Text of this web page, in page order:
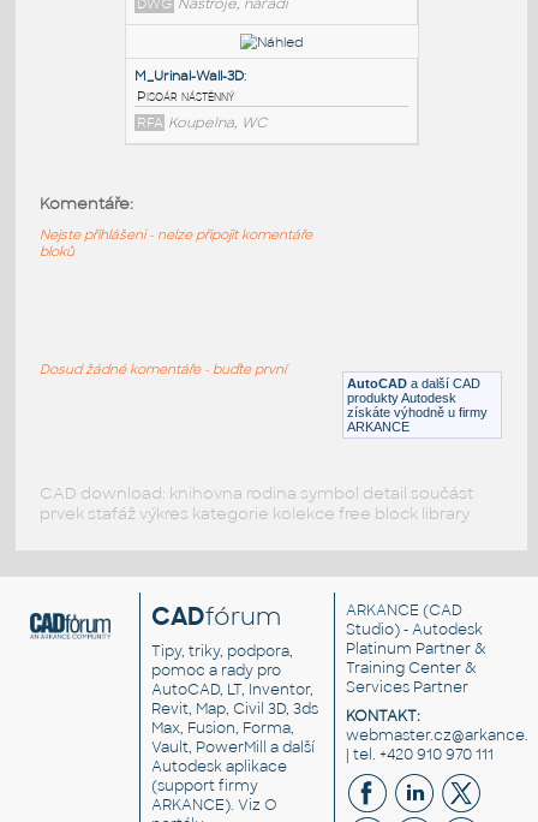
3D-Rrefrigerator-cabinets-wall
fridge cabinets and wall
DWG _Různé-Jiné
DWG Nástroje, nářadí
RFA Koupelna, WC AutoCAD a další CAD
produkty Autodesk
získáte výhodně u firmy
ARKANCE
Komentáře:
Nejste přihlášeni - nelze připojit komentáře
bloků
Dosud žádné komentáře - buďte první
CAD download: knihovna rodina symbol detail součást
prvek stafáž výkres kategorie kolekce free block library
CADfórum
Tipy, triky, podpora,
pomoc a rady pro
AutoCAD, LT, Inventor,
Revit, Map, Civil 3D, 3ds
Max, Fusion, Forma,
Vault, PowerMill a další
Autodesk aplikace
(support firmy
ARKANCE). VizO
ARKANCE (CAD
Studio) - Autodesk
Platinum Partner &
Training Center &
Services Partner
KONTAKT:
| tel. +420 910 970 111